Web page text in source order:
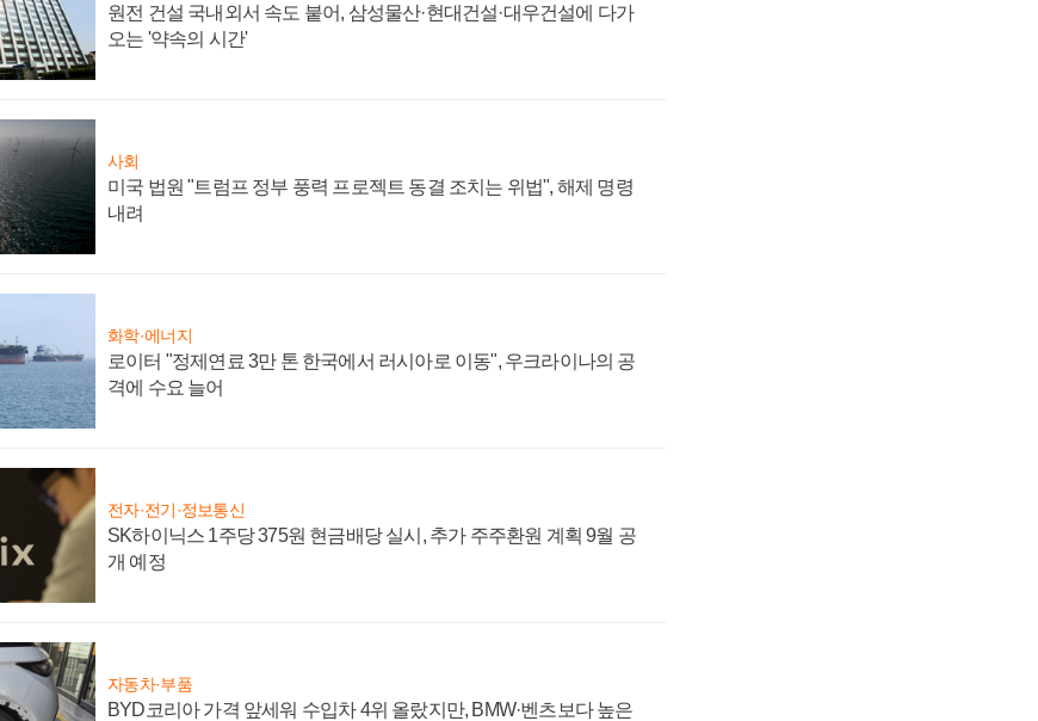
원전 건설 국내외서 속도 붙어, 삼성물산·현대건설·대우건설에 다가
오는 '약속의 시간'
사회
미국 법원 "트럼프 정부 풍력 프로젝트 동결 조치는 위법", 해제 명령
내려
화학·에너지
로이터 "정제연료 3만 톤 한국에서 러시아로 이동", 우크라이나의 공
격에 수요 늘어
전자·전기·정보통신
SK하이닉스 1주당 375원 현금배당 실시, 추가 주주환원 계획 9월 공
개 예정
자동차·부품
BYD코리아 가격 앞세워 수입차 4위 올랐지만, BMW·벤츠보다 높은